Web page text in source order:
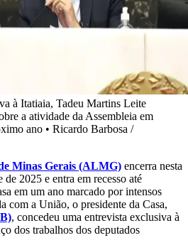
à Itatiaia, Tadeu Martins Leite
a atividade da Assembleia em
ano • Ricardo Barbosa /
Minas Gerais (ALMG) encerra nesta
2025 e entra em recesso até
em um ano marcado por intensos
com a União, o presidente da Casa,
, concedeu uma entrevista exclusiva à
dos trabalhos dos deputados